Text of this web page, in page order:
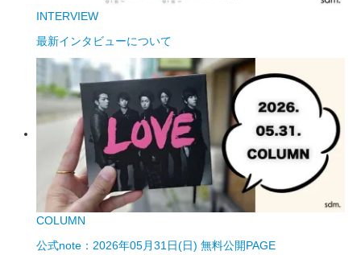
INTERVIEW
最新インタビューについて
COLUMN
公式note：2026年05月31日(日) 無料公開PAGE